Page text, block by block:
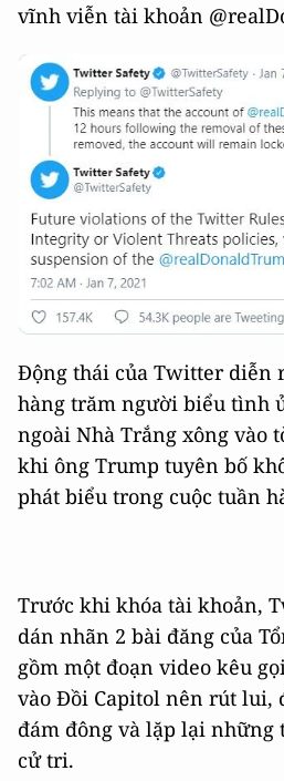
vĩnh viễn tài khoản
Động thái của Twitter diễn
hàng trăm người biểu tình
ngoài Nhà Trắng xông vào
khi ông Trump tuyên bố
phát biểu trong cuộc tuần
Trước khi khóa tài khoản,
dán nhãn 2 bài đăng của
gồm một đoạn video kêu
vào Đồi Capitol nên rút lui,
đám đông và lặp lại những
cử tri.